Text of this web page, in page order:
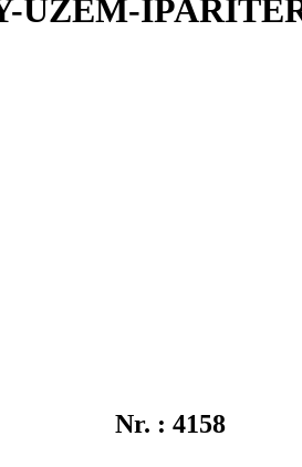
ÜZEM-
Nr. : 4158